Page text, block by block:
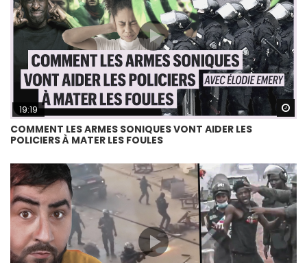
19:19
COMMENT LES ARMES SONIQUES VONT AIDER LES
POLICIERS À MATER LES FOULES